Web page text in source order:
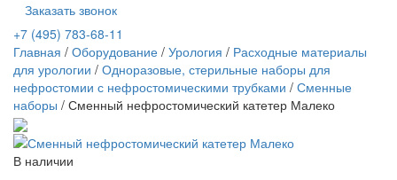
Заказать звонок
+7 (495) 783-68-11
Главная / Оборудование / Урология / Расходные материалы
для урологии / Одноразовые, стерильные наборы для
нефростомии с нефростомическими трубками / Сменные
наборы / Сменный нефростомический катетер Малеко
В наличии